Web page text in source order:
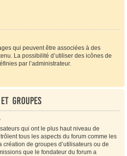
qui peuvent être associées à des
La possibilité d’utiliser des icônes de
par l’administrateur.
groupes
qui ont le plus haut niveau de
tous les aspects du forum comme les
de groupes d’utilisateurs ou de
que le fondateur du forum a